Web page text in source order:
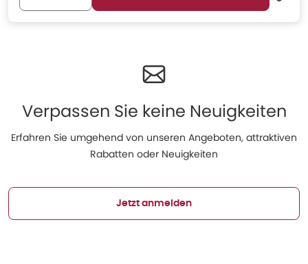
Verpassen Sie keine Neuigkeiten
Erfahren Sie umgehend von unseren Angeboten, attraktiven
Rabatten oder Neuigkeiten
Jetzt anmelden